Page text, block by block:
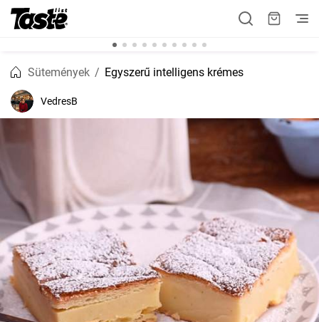
Sütemények Egyszerű intelligens krémes
VedresB